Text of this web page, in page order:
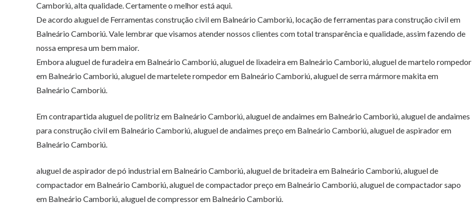
Camboriú, alta qualidade. Certamente o melhor está aqui.
De acordo aluguel de Ferramentas construção civil em Balneário Camboriú, locação de ferramentas para construção civil em
Balneário Camboriú. Vale lembrar que visamos atender nossos clientes com total transparência e qualidade, assim fazendo de
nossa empresa um bem maior.
Embora aluguel de furadeira em Balneário Camboriú, aluguel de lixadeira em Balneário Camboriú, aluguel de martelo rompedor
em Balneário Camboriú, aluguel de martelete rompedor em Balneário Camboriú, aluguel de serra mármore makita em
Balneário Camboriú.
Em contrapartida aluguel de politriz em Balneário Camboriú, aluguel de andaimes em Balneário Camboriú, aluguel de andaimes
para construção civil em Balneário Camboriú, aluguel de andaimes preço em Balneário Camboriú, aluguel de aspirador em
Balneário Camboriú.
aluguel de aspirador de pó industrial em Balneário Camboriú, aluguel de britadeira em Balneário Camboriú, aluguel de
compactador em Balneário Camboriú, aluguel de compactador preço em Balneário Camboriú, aluguel de compactador sapo
em Balneário Camboriú, aluguel de compressor em Balneário Camboriú.